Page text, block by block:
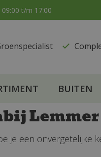
09:00 t/m 17:00
BUITEN
Lemmer
je een